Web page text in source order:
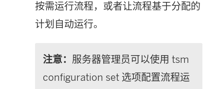
按需运行流程，或者让流程基于分配的
计划自动运行。
注意： 服务器管理员可以使用 tsm
configuration set 选项配置流程运